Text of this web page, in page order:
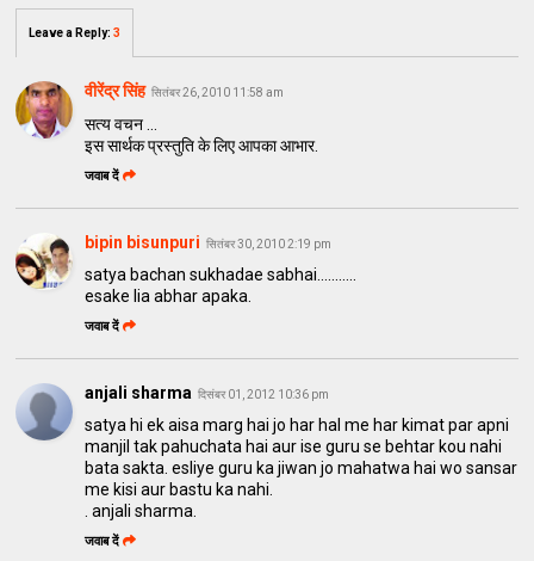
Leave a Reply:3
वीरेंद्र सिंह सितंबर 26, 2010 11:58 am
सत्य वचन ...
इस सार्थक प्रस्तुति के लिए आपका आभार.
जवाब दें
bipin bisunpuri सितंबर 30, 2010 2:19 pm
satya bachan sukhadae sabhai...........
esake lia abhar apaka.
जवाब दें
anjali sharma दिसंबर 01, 2012 10:36 pm
satya hi ek aisa marg hai jo har hal me har kimat par apni
manjil tak pahuchata hai aur ise guru se behtar kou nahi
bata sakta. esliye guru ka jiwan jo mahatwa hai wo sansar
me kisi aur bastu ka nahi.
. anjali sharma.
जवाब दें